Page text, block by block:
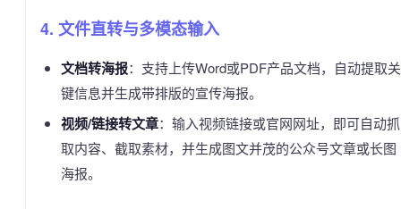
4. 文件直转与多模态输入
文档转海报：支持上传Word或PDF产品文档，自动提取关
键信息并生成带排版的宣传海报。
视频/链接转文章：输入视频链接或官网网址，即可自动抓
取内容、截取素材，并生成图文并茂的公众号文章或长图
海报。